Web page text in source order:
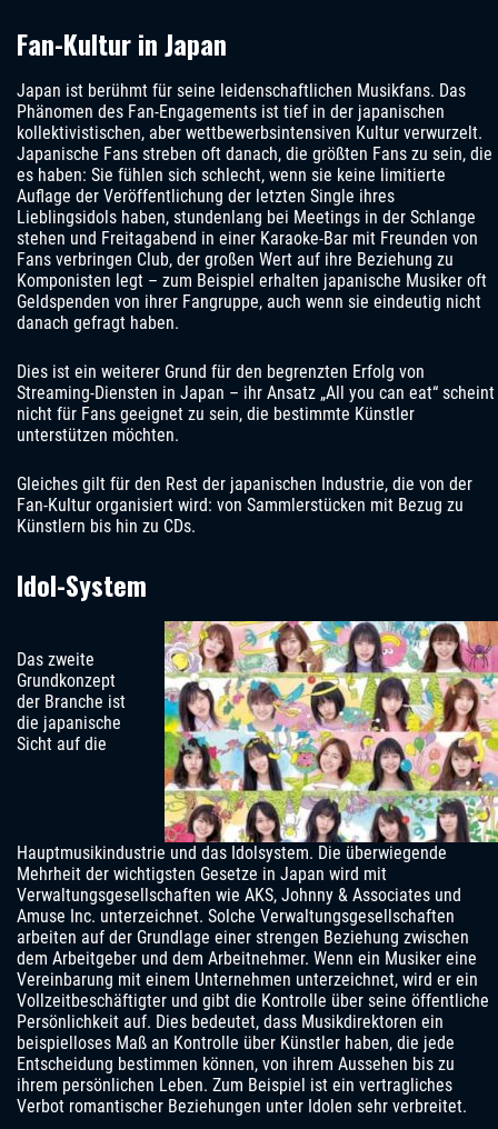
Fan-Kultur in Japan
Japan ist berühmt für seine leidenschaftlichen Musikfans. Das
Phänomen des Fan-Engagements ist tief in der japanischen
kollektivistischen, aber wettbewerbsintensiven Kultur verwurzelt.
Japanische Fans streben oft danach, die größten Fans zu sein, die
es haben: Sie fühlen sich schlecht, wenn sie keine limitierte
Auflage der Veröffentlichung der letzten Single ihres
Lieblingsidols haben, stundenlang bei Meetings in der Schlange
stehen und Freitagabend in einer Karaoke-Bar mit Freunden von
Fans verbringen Club, der großen Wert auf ihre Beziehung zu
Komponisten legt – zum Beispiel erhalten japanische Musiker oft
Geldspenden von ihrer Fangruppe, auch wenn sie eindeutig nicht
danach gefragt haben.
Dies ist ein weiterer Grund für den begrenzten Erfolg von
Streaming-Diensten in Japan – ihr Ansatz „All you can eat“ scheint
nicht für Fans geeignet zu sein, die bestimmte Künstler
unterstützen möchten.
Gleiches gilt für den Rest der japanischen Industrie, die von der
Fan-Kultur organisiert wird: von Sammlerstücken mit Bezug zu
Künstlern bis hin zu CDs.
Idol-System
Das zweite
Grundkonzept
der Branche ist
die japanische
Sicht auf die
Hauptmusikindustrie und das Idolsystem. Die überwiegende
Mehrheit der wichtigsten Gesetze in Japan wird mit
Verwaltungsgesellschaften wie AKS, Johnny & Associates und
Amuse Inc. unterzeichnet. Solche Verwaltungsgesellschaften
arbeiten auf der Grundlage einer strengen Beziehung zwischen
dem Arbeitgeber und dem Arbeitnehmer. Wenn ein Musiker eine
Vereinbarung mit einem Unternehmen unterzeichnet, wird er ein
Vollzeitbeschäftigter und gibt die Kontrolle über seine öffentliche
Persönlichkeit auf. Dies bedeutet, dass Musikdirektoren ein
beispielloses Maß an Kontrolle über Künstler haben, die jede
Entscheidung bestimmen können, von ihrem Aussehen bis zu
ihrem persönlichen Leben. Zum Beispiel ist ein vertragliches
Verbot romantischer Beziehungen unter Idolen sehr verbreitet.